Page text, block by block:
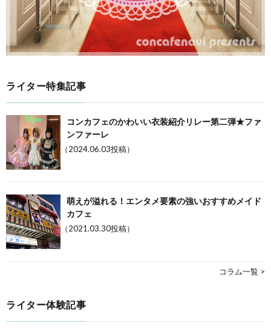
ライター特集記事
コンカフェのかわいい衣装紹介リレー第二弾★ファ
ンファーレ
（2024.06.03投稿）
萌えが溢れる！エンタメ要素の強いおすすめメイド
カフェ
（2021.03.30投稿）
コラム一覧 >
ライター体験記事